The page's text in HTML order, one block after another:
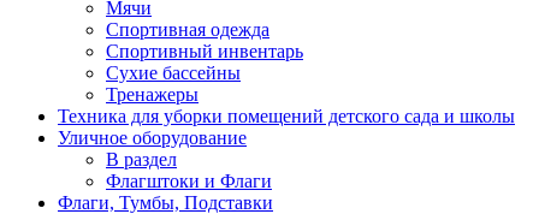
Мячи
Спортивная одежда
Спортивный инвентарь
Сухие бассейны
Тренажеры
Техника для уборки помещений детского сада и школы
Уличное оборудование
В раздел
Флагштоки и Флаги
Флаги, Тумбы, Подставки